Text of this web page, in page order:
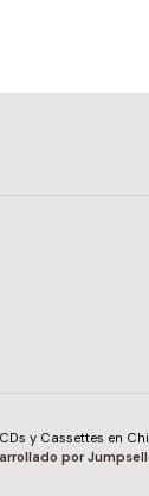
y Cassettes en
por